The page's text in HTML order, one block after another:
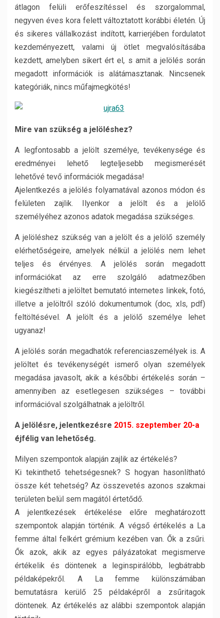
átlagon felüli erőfeszítéssel és szorgalommal,
negyven éves kora felett változtatott korábbi életén. Új
és sikeres vállalkozást indított, karrierjében fordulatot
kezdeményezett, valami új ötlet megvalósításába
kezdett, amelyben sikert ért el, s amit a jelölés során
megadott információk is alátámasztanak. Nincsenek
kategóriák, nincs műfajmegkötés!
Mire van szükség a jelöléshez?
A legfontosabb a jelölt személye, tevékenysége és
eredményei lehető legteljesebb megismerését
lehetővé tevő információk megadása!
Ajelentkezés a jelölés folyamatával azonos módon és
felületen zajlik. Ilyenkor a jelölt és a jelölő
személyéhez azonos adatok megadása szükséges.
A jelöléshez szükség van a jelölt és a jelölő személy
elérhetőségeire, amelyek nélkül a jelölés nem lehet
teljes és érvényes. A jelölés során megadott
információkat az erre szolgáló adatmezőben
kiegészítheti a jelöltet bemutató internetes linkek, fotó,
illetve a jelöltről szóló dokumentumok (doc, xls, pdf)
feltöltésével. A jelölt és a jelölő személye lehet
ugyanaz!
A jelölés során megadhatók referenciaszemélyek is. A
jelöltet és tevékenységét ismerő olyan személyek
megadása javasolt, akik a későbbi értékelés során –
amennyiben az esetlegesen szükséges – további
információval szolgálhatnak a jelöltről.
A jelölésre, jelentkezésre 2015. szeptember 20-a
éjfélig van lehetőség.
Milyen szempontok alapján zajlik az értékelés?
Ki tekinthető tehetségesnek? S hogyan hasonlítható
össze két tehetség? Az összevetés azonos szakmai
területen belül sem magától értetődő.
A jelentkezések értékelése előre meghatározott
szempontok alapján történik. A végső értékelés a La
femme által felkért grémium kezében van. Ők a zsűri.
Ők azok, akik az egyes pályázatokat megismerve
értékelik és döntenek a leginspirálóbb, legbátrabb
példaképekről. A La femme különszámában
bemutatásra kerülő 25 példaképről a zsűritagok
döntenek. Az értékelés az alábbi szempontok alapján